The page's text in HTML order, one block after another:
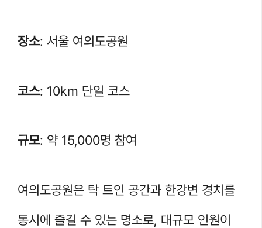
장소: 서울 여의도공원
코스: 10km 단일 코스
규모: 약 15,000명 참여
여의도공원은 탁 트인 공간과 한강변 경치를
동시에 즐길 수 있는 명소로, 대규모 인원이